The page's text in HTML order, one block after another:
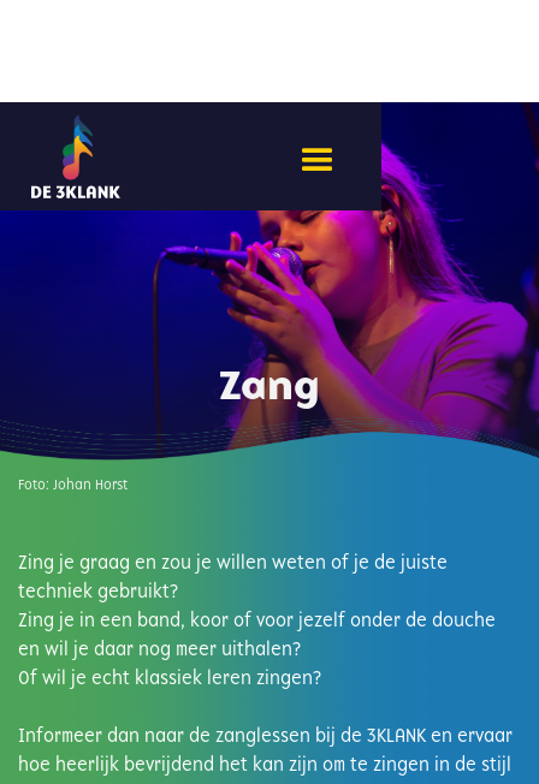
Zang
Foto: Johan Horst
Zing je graag en zou je willen weten of je de juiste
techniek gebruikt?
Zing je in een band, koor of voor jezelf onder de douche
en wil je daar nog meer uithalen?
Of wil je echt klassiek leren zingen?
Informeer dan naar de zanglessen bij de 3KLANK en ervaar
hoe heerlijk bevrijdend het kan zijn om te zingen in de stijl